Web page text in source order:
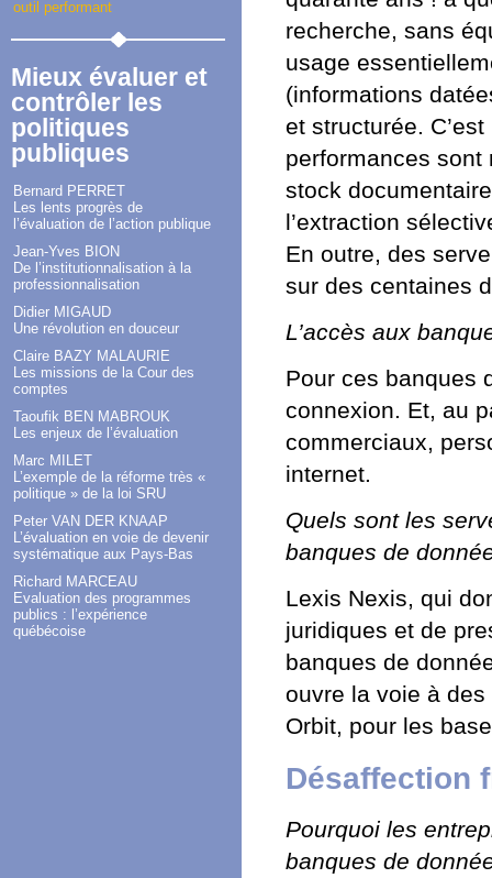
outil performant
Mieux évaluer et
contrôler les
politiques
publiques
Bernard PERRET
Les lents progrès de
l’évaluation de l’action publique
Jean-Yves BION
De l’institutionnalisation à la
professionnalisation
Didier MIGAUD
Une révolution en douceur
Claire BAZY MALAURIE
Les missions de la Cour des
comptes
Taoufik BEN MABROUK
Les enjeux de l’évaluation
Marc MILET
L’exemple de la réforme très «
politique » de la loi SRU
Peter VAN DER KNAAP
L’évaluation en voie de devenir
systématique aux Pays-Bas
Richard MARCEAU
Evaluation des programmes
publics : l’expérience
québécoise
recherche, sans
usage
(informations
et structurée.
performances
stock
l’extraction
En outre, des
sur des centaines
L’accès aux
Pour ces banques
connexion. Et, au
commerciaux,
internet.
Quels sont les
banques de
Lexis Nexis, qui
juridiques et de
banques de
ouvre la voie à
Orbit, pour les
Désaffection
Pourquoi les
banques de